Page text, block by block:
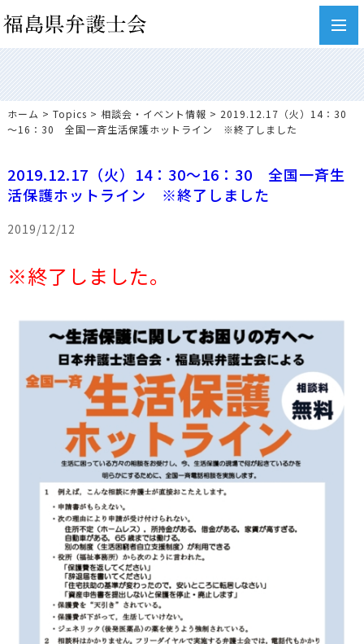
ホーム > Topics > 相談会・イベント情報 > 2019.12.17（火）14：30
～16：30 全国一斉生活保護ホットライン ※終了しました
2019.12.17（火）14：30～16：30 全国一斉生
活保護ホットライン ※終了しました
2019/12/12
※終了しました。